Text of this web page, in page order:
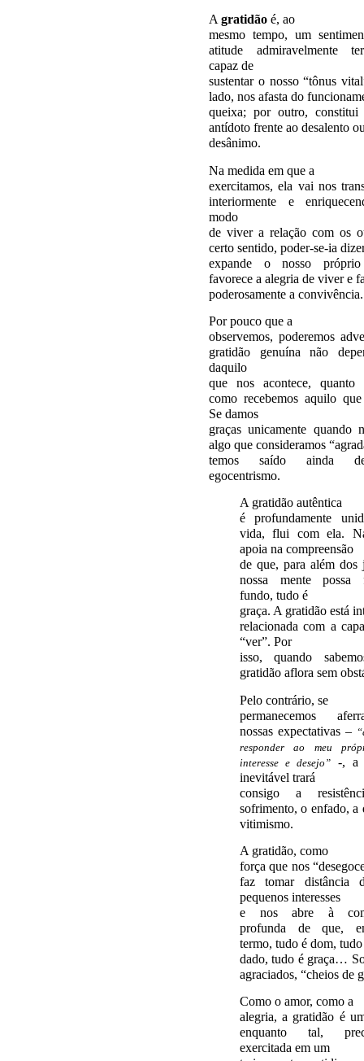
Agratidão é, ao
mesmo tempo, um
atitude admiravelmente
capaz de
sustentar o nosso “tônus
lado, nos afasta do
queixa; por outro,
antídoto frente ao desalento
desânimo.
Na medida em que a
exercitamos, ela vai nos
interiormente e
modo
de viver a relação com os
certo sentido, poder-se-ia
expande o nosso próprio
favorece a alegria de viver e
poderosamente a convivência.
Por pouco que a
observemos, poderemos
gratidão genuína não
daquilo
que nos acontece, quanto
como recebemos aquilo que
Se damos
graças unicamente quando
algo que consideramos
temos saído ainda
egocentrismo.
A gratidão autêntica
é profundamente
vida, flui com ela.
apoia na compreensão
de que, para além dos
nossa mente possa
fundo, tudo é
graça. A gratidão está
relacionada com a
“ver”. Por
isso, quando
gratidão aflora sem
Pelo contrário, se
permanecemos
nossas expectativas –
responder ao meu
interesse e desejo”-, a
inevitável trará
consigo a
sofrimento, o enfado, a
vitimismo.
A gratidão, como
força que nos
faz tomar distância
pequenos interesses
e nos abre à
profunda de que,
termo, tudo é dom, tudo
dado, tudo é graça…
agraciados, “cheios de
Como o amor, como a
alegria, a gratidão é
enquanto tal,
exercitada em um